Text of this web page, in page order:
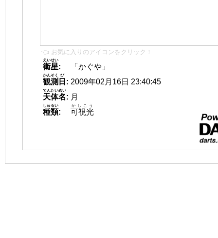
👈 お気に入りのアイコンをクリック！
衛星
えいせい
:
「かぐや」
観測
かんそく
日
び
: 2009年02月16日 23:40:45
天体名
てんたいめい
: 月
種類
しゅるい
: 可視光
かしこう